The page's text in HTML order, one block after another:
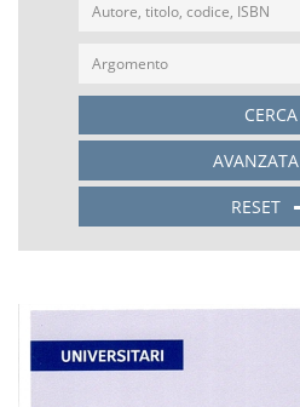
CERCA
AVANZATA
RESET